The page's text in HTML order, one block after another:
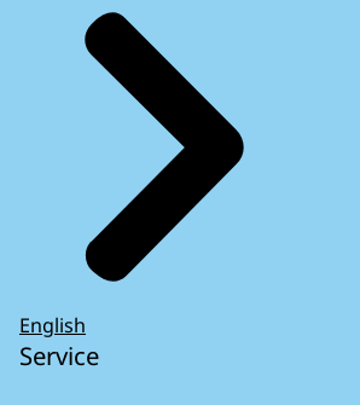
English
Service